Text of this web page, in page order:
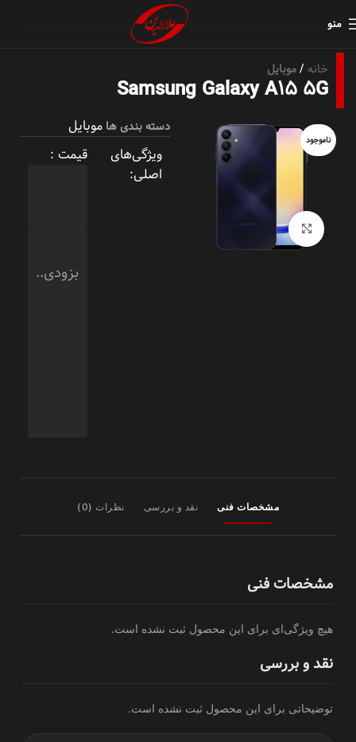
منو
خانه موبایل
Samsung Galaxy A15 5G
ناموجود
بزرگنمایی تصویر
دسته بندی ها موبایل
ویژگی‌های
اصلی:
قیمت :
بزودی..
مشخصات فنی نقد و بررسی نظرات (0)
مشخصات فنی
هیچ ویژگی‌ای برای این محصول ثبت نشده است.
نقد و بررسی
توضیحاتی برای این محصول ثبت نشده است.